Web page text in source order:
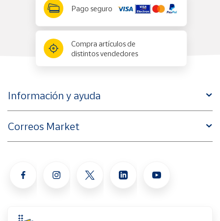
Pago seguro
Compra artículos de
distintos vendedores
Información y ayuda
Correos Market